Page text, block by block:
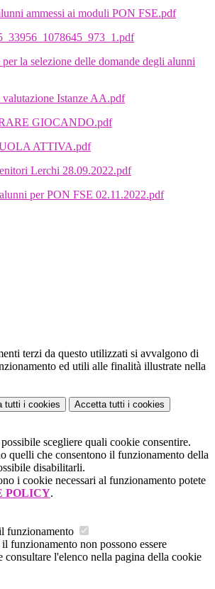
ammessi ai moduli PON FSE.pdf
la selezione delle domande degli alunni
Istanze AA.pdf
GIOCANDO.pdf
ATTIVA.pdf
Lerchi 28.09.2022.pdf
per PON FSE 02.11.2022.pdf
terzi da questo utilizzati si avvalgono di
ed utili alle finalità illustrate nella
tutti i cookies Accetta tutti i cookies
scegliere quali cookie consentire.
quelli che consentono il funzionamento della
disabilitarli.
i cookie necessari al funzionamento potete
POLICY.
funzionamento
funzionamento non possono essere
consultare l'elenco nella pagina della cookie